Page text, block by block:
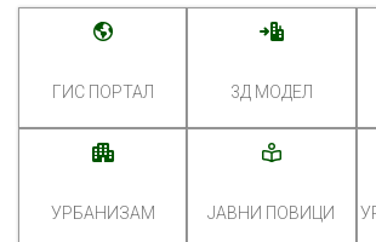
ГИС ПОРТАЛ 3Д МОДЕЛ
УРБАНИЗАМ ЈАВНИ ПОВИЦИ